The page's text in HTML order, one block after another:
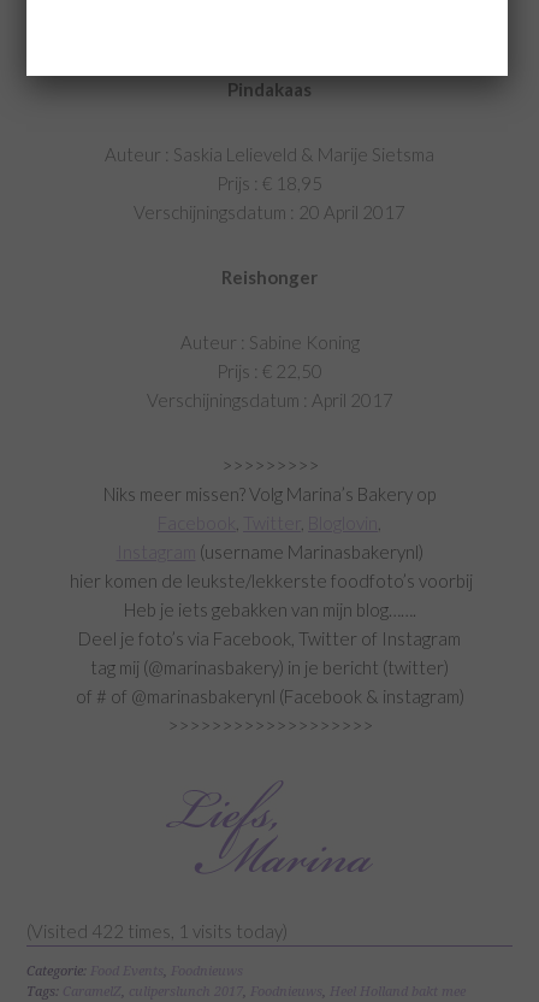
Pindakaas
Auteur : Saskia Lelieveld & Marije Sietsma
Prijs : € 18,95
Verschijningsdatum : 20 April 2017
Reishonger
Auteur : Sabine Koning
Prijs : € 22,50
Verschijningsdatum : April 2017
>>>>>>>>>
Niks meer missen? Volg Marina’s Bakery op
Bloglovin
Instagram
(username Marinasbakerynl)
hier komen de leukste/lekkerste foodfoto’s voorbij
Heb je iets gebakken van mijn blog…….
Deel je foto’s via Facebook, Twitter of Instagram
tag mij (@marinasbakery) in je bericht (twitter)
of # of @marinasbakerynl (Facebook & instagram)
>>>>>>>>>>>>>>>>>>>
(Visited 422 times, 1 visits today)
Categorie: Food Events
Foodnieuws
Tags: CaramelZ culiperslunch 2017 Foodnieuws
Heel Holland bakt mee